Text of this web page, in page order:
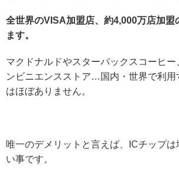
全世界のVISA加盟店、約4,000万店加盟
ます。
マクドナルドやスターバックスコーヒー
ンビニエンスストア…国内・世界で利用
はほぼありません。
唯一のデメリットと言えば、ICチップ
い事です。